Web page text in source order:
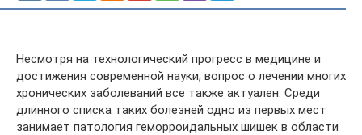
Несмотря на технологический прогресс в медицине и
достижения современной науки, вопрос о лечении многих
хронических заболеваний все также актуален. Среди
длинного списка таких болезней одно из первых мест
занимает патология геморроидальных шишек в области